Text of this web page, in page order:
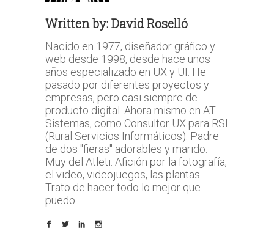
Written by:David Roselló
Nacido en 1977, diseñador gráfico y
web desde 1998, desde hace unos
años especializado en UX y UI. He
pasado por diferentes proyectos y
empresas, pero casi siempre de
producto digital. Ahora mismo en AT
Sistemas, como Consultor UX para RSI
(Rural Servicios Informáticos). Padre
de dos "fieras" adorables y marido.
Muy del Atleti. Afición por la fotografía,
el video, videojuegos, las plantas...
Trato de hacer todo lo mejor que
puedo.